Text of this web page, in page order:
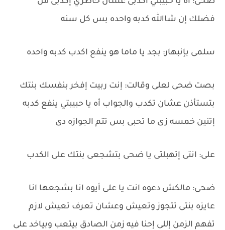
فضلك إن شاالله كدبه واحده بس كل سنه
سلمى بإنبهار: بجد يا ماما هو ينفع اكدب كدبه واحده
بصت ضحى لعلى وقالت: إنت ربيت إفخر بنفسك بنتك
بتستأذن عشان تكدب والجواب أه يا حبيبتي ينفع كدبه
إتنين خمسه زى ما تحبى بس تتم الجوازه دى
على: انتى إتهبلتى يا ضحى بتشجعى بنتك على الكدب
ضحى: مالكش دعوه انت يا على أيوه انا بشجعها انا
عايزه بنتى تتجوز وتعيش وعشان تعرف تعيش لازم
تفهم الزمن إللى إحنا فيه زمن الصادق بيتعب وبياخد على